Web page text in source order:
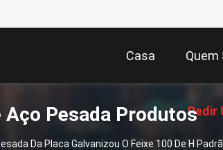
Casa Quem
Pedir
Aço Pesada Produtos
Da Placa Galvanizou O Feixe 100 De H